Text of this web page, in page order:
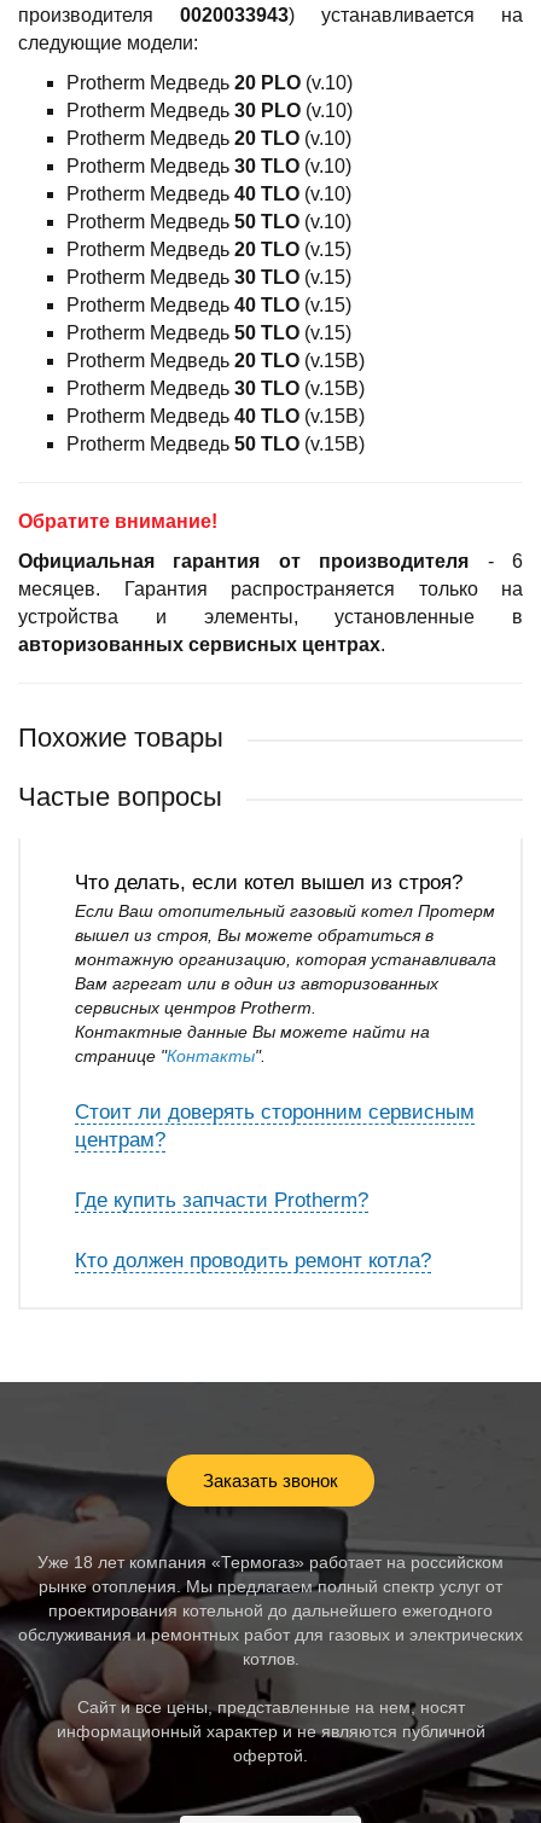
производителя 0020033943) устанавливается на
следующие модели:
Protherm Медведь 20 PLO (v.10)
Protherm Медведь 30 PLO (v.10)
Protherm Медведь 20 TLO (v.10)
Protherm Медведь 30 TLO (v.10)
Protherm Медведь 40 TLO (v.10)
Protherm Медведь 50 TLO (v.10)
Protherm Медведь 20 TLO (v.15)
Protherm Медведь 30 TLO (v.15)
Protherm Медведь 40 TLO (v.15)
Protherm Медведь 50 TLO (v.15)
Protherm Медведь 20 TLO (v.15B)
Protherm Медведь 30 TLO (v.15B)
Protherm Медведь 40 TLO (v.15B)
Protherm Медведь 50 TLO (v.15B)
Обратите внимание!
Официальная гарантия
от производителя - 6
месяцев. Гарантия распространяется только на
устройства и элементы, установленные в
авторизованных сервисных центрах.
Похожие товары
Частые вопросы
Что делать, если котел вышел из строя?
Если Ваш отопительный газовый котел Протерм
вышел из строя, Вы можете обратиться в
монтажную организацию, которая устанавливала
Вам агрегат или в один из авторизованных
сервисных центров Protherm.
Контактные данные Вы можете найти на
странице "Контакты".
Стоит ли доверять сторонним сервисным
центрам?
Где купить запчасти Protherm?
Кто должен проводить ремонт котла?
Заказать звонок
Уже 18 лет компания «Термогаз» работает на российском
рынке отопления. Мы предлагаем полный спектр услуг от
проектирования котельной до дальнейшего ежегодного
обслуживания и ремонтных работ для газовых и электрических
котлов.
Сайт и все цены, представленные на нем, носят
информационный характер и не являются публичной
офертой.